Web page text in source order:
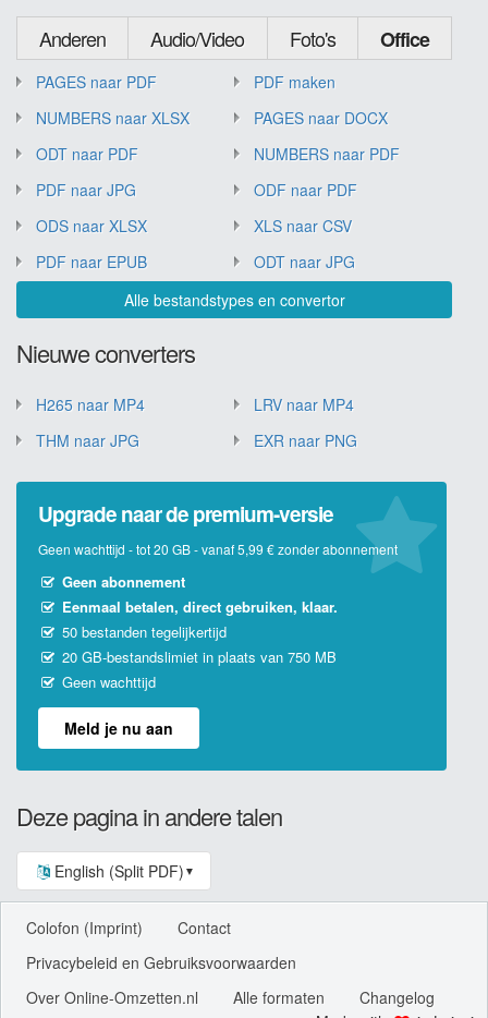
Anderen Audio/Video Foto's Office
PAGES naar PDF
PDF maken
NUMBERS naar XLSX
PAGES naar DOCX
ODT naar PDF
NUMBERS naar PDF
PDF naar JPG
ODF naar PDF
ODS naar XLSX
XLS naar CSV
PDF naar EPUB
ODT naar JPG
Alle bestandstypes en convertor
Nieuwe converters
H265 naar MP4
LRV naar MP4
THM naar JPG
EXR naar PNG
Upgrade naar de premium-versie
Geen wachttijd - tot 20 GB - vanaf 5,99 € zonder abonnement
Geen abonnement
Eenmaal betalen, direct gebruiken, klaar.
50 bestanden tegelijkertijd
20 GB-bestandslimiet in plaats van 750 MB
Geen wachttijd
Meld je nu aan
Deze pagina in andere talen
English (Split PDF) ▼
Colofon (Imprint)
Contact
Privacybeleid en Gebruiksvoorwaarden
Over Online-Omzetten.nl
Alle formaten
Changelog